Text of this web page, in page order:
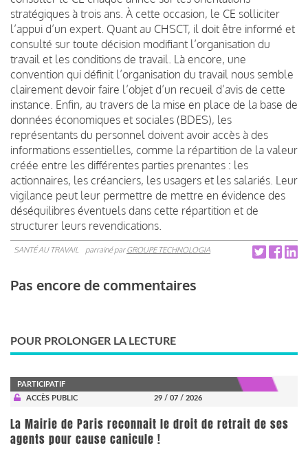
stratégiques à trois ans. À cette occasion, le CE solliciter
l’appui d’un expert. Quant au CHSCT, il doit être informé et
consulté sur toute décision modifiant l’organisation du
travail et les conditions de travail. Là encore, une
convention qui définit l’organisation du travail nous semble
clairement devoir faire l’objet d’un recueil d’avis de cette
instance. Enfin, au travers de la mise en place de la base de
données économiques et sociales (BDES), les
représentants du personnel doivent avoir accès à des
informations essentielles, comme la répartition de la valeur
créée entre les différentes parties prenantes : les
actionnaires, les créanciers, les usagers et les salariés. Leur
vigilance peut leur permettre de mettre en évidence des
déséquilibres éventuels dans cette répartition et de
structurer leurs revendications.
SANTÉ AU TRAVAIL parrainé parGROUPE TECHNOLOGIA
Pas encore de commentaires
POUR PROLONGER LA LECTURE
PARTICIPATIF
ACCÈS PUBLIC
29 / 07 / 2026
La Mairie de Paris reconnait le droit de retrait de ses
agents pour cause canicule !